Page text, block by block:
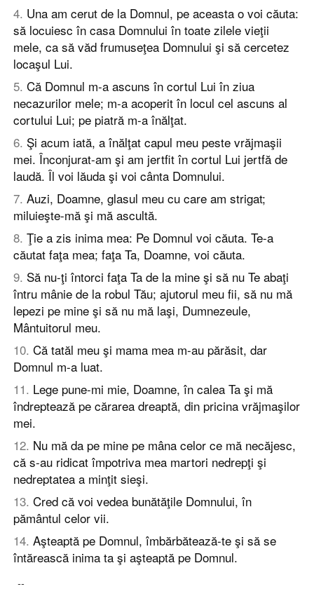
4. Una am cerut de la Domnul, pe aceasta o voi căuta:
să locuiesc în casa Domnului în toate zilele vieţii
mele, ca să văd frumuseţea Domnului şi să cercetez
locaşul Lui.
5. Că Domnul m-a ascuns în cortul Lui în ziua
necazurilor mele; m-a acoperit în locul cel ascuns al
cortului Lui; pe piatră m-a înălţat.
6. Şi acum iată, a înălţat capul meu peste vrăjmaşii
mei. Înconjurat-am şi am jertfit în cortul Lui jertfă de
laudă. Îl voi lăuda şi voi cânta Domnului.
7. Auzi, Doamne, glasul meu cu care am strigat;
miluieşte-mă şi mă ascultă.
8. Ţie a zis inima mea: Pe Domnul voi căuta. Te-a
căutat faţa mea; faţa Ta, Doamne, voi căuta.
9. Să nu-ţi întorci faţa Ta de la mine şi să nu Te abaţi
întru mânie de la robul Tău; ajutorul meu fii, să nu mă
lepezi pe mine şi să nu mă laşi, Dumnezeule,
Mântuitorul meu.
10. Că tatăl meu şi mama mea m-au părăsit, dar
Domnul m-a luat.
11. Lege pune-mi mie, Doamne, în calea Ta şi mă
îndreptează pe cărarea dreaptă, din pricina vrăjmaşilor
mei.
12. Nu mă da pe mine pe mâna celor ce mă necăjesc,
că s-au ridicat împotriva mea martori nedrepţi şi
nedreptatea a minţit sieşi.
13. Cred că voi vedea bunătăţile Domnului, în
pământul celor vii.
14. Aşteaptă pe Domnul, îmbărbătează-te şi să se
întărească inima ta şi aşteaptă pe Domnul.
--